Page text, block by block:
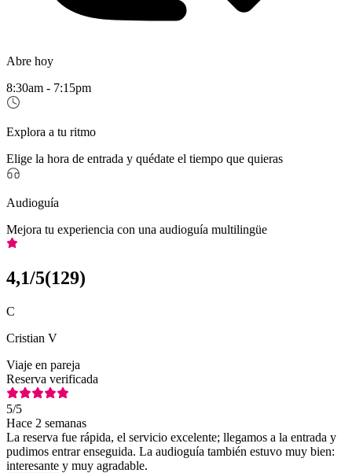
Abre hoy
8:30am - 7:15pm
Explora a tu ritmo
Elige la hora de entrada y quédate el tiempo que quieras
Audioguía
Mejora tu experiencia con una audioguía multilingüe
4,1/5(129)
C
Cristian V
Viaje en pareja
Reserva verificada
5/5
Hace 2 semanas
La reserva fue rápida, el servicio excelente; llegamos a la entrada y
pudimos entrar enseguida. La audioguía también estuvo muy bien:
interesante y muy agradable.